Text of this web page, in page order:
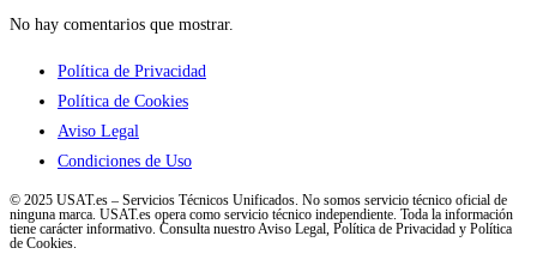
No hay comentarios que mostrar.
Política de Privacidad
Política de Cookies
Aviso Legal
Condiciones de Uso
© 2025 USAT.es – Servicios Técnicos Unificados. No somos servicio técnico oficial de
ninguna marca. USAT.es opera como servicio técnico independiente. Toda la información
tiene carácter informativo. Consulta nuestro Aviso Legal, Política de Privacidad y Política
de Cookies.